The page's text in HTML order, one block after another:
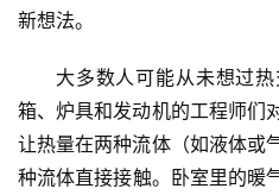
新想法。
大多数人可能从未想过
箱、炉具和发动机的工程师们
让热量在两种流体（如液体或
种流体直接接触。卧室里的